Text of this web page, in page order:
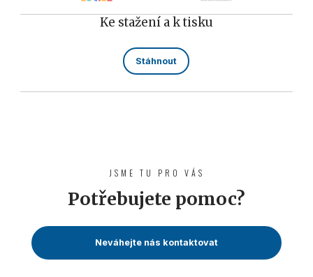
Ke stažení a k tisku
Stáhnout
JSME TU PRO VÁS
Potřebujete pomoc?
Neváhejte nás kontaktovat